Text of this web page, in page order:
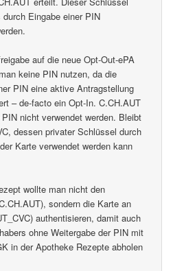
Eingabe einer PIN
auf die neue Opt-Out-ePA
keine PIN nutzen, da die
PIN eine aktive Antragstellung
– de-facto ein Opt-In. C.CH.AUT
nicht verwendet werden. Bleibt
dessen privater Schlüssel durch
Karte verwendet werden kann
wollte man nicht den
sondern die Karte an
authentisieren, damit auch
ohne Weitergabe der PIN mit
in der Apotheke Rezepte abholen